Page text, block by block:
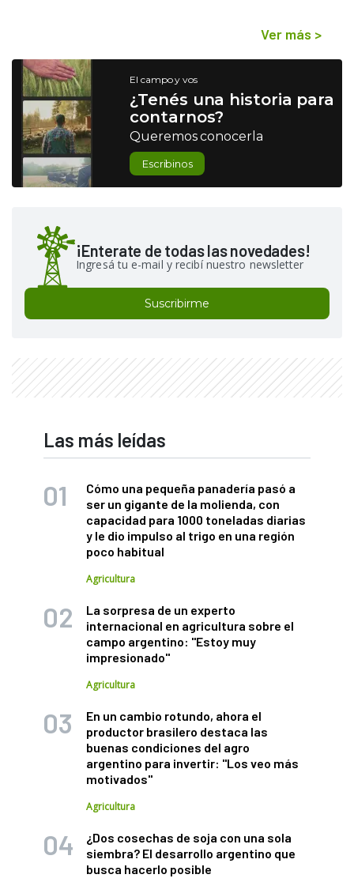
Ver más >
El campo y vos
¿Tenés una historia para
contarnos?
Queremos conocerla
Escribinos
¡Enterate de todas las novedades!
Ingresá tu e-mail y recibí nuestro newsletter
Suscribirme
Las más leídas
Cómo una pequeña panadería pasó a
ser un gigante de la molienda, con
capacidad para 1000 toneladas diarias
y le dio impulso al trigo en una región
poco habitual
Agricultura
La sorpresa de un experto
internacional en agricultura sobre el
campo argentino: "Estoy muy
impresionado"
Agricultura
En un cambio rotundo, ahora el
productor brasilero destaca las
buenas condiciones del agro
argentino para invertir: "Los veo más
motivados"
Agricultura
¿Dos cosechas de soja con una sola
siembra? El desarrollo argentino que
busca hacerlo posible